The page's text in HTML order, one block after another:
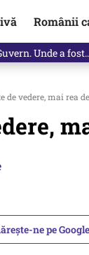
Românii
dincolo de…
de vedere, mai rea
ne pe